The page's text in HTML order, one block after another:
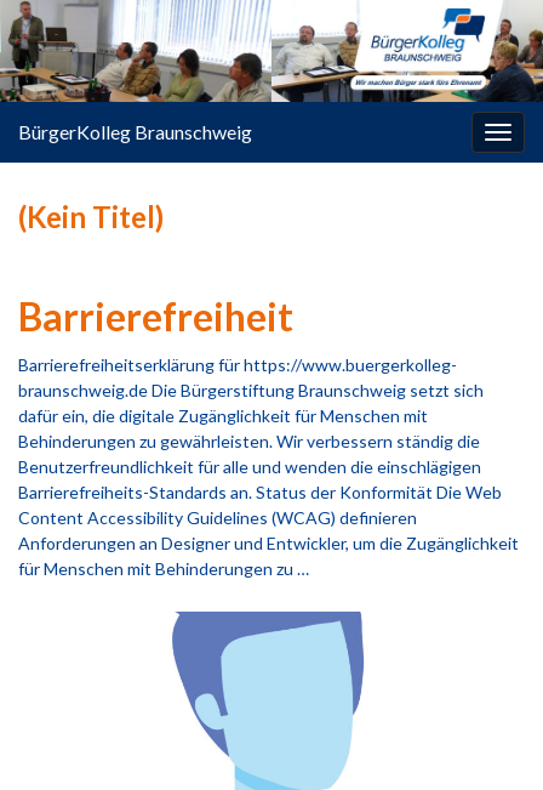
springen
BürgerKolleg Braunschweig
(Kein Titel)
Barrierefreiheit
Barrierefreiheitserklärung für https://www.buergerkolleg-
braunschweig.de Die Bürgerstiftung Braunschweig setzt sich
dafür ein, die digitale Zugänglichkeit für Menschen mit
Behinderungen zu gewährleisten. Wir verbessern ständig die
Benutzerfreundlichkeit für alle und wenden die einschlägigen
Barrierefreiheits-Standards an. Status der Konformität Die Web
Content Accessibility Guidelines (WCAG) definieren
Anforderungen an Designer und Entwickler, um die Zugänglichkeit
für Menschen mit Behinderungen zu …